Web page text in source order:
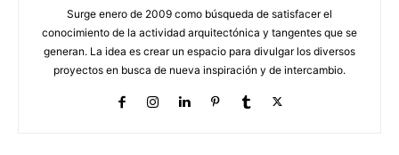
Surge enero de 2009 como búsqueda de satisfacer el
conocimiento de la actividad arquitectónica y tangentes que se
generan. La idea es crear un espacio para divulgar los diversos
proyectos en busca de nueva inspiración y de intercambio.